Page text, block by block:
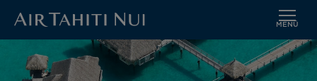
Hauptinhalt
wechseln
MENÜ